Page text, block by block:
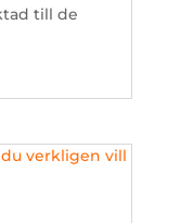
till de